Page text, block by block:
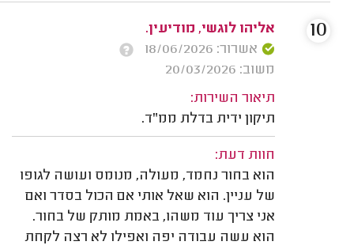
אליהו לוגשי, מודיעין.
אשרור: 18/06/2026
משוב: 20/03/2026
תיאור השירות:
תיקון ידית בדלת ממ"ד.
חוות דעת:
הוא בחור נחמד, מעולה, מנומס ועושה לגופו
של עניין. הוא שאל אותי אם הכול בסדר ואם
אני צריך עוד משהו, באמת מותק של בחור.
הוא עשה עבודה יפה ואפילו לא רצה לקחת
10